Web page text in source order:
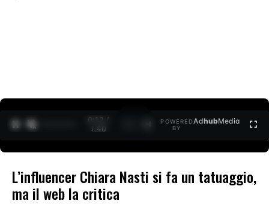
0:12 /
1:40
POWERED
BY
AdhubMedia
L’influencer Chiara Nasti si fa un tatuaggio,
ma il web la critica